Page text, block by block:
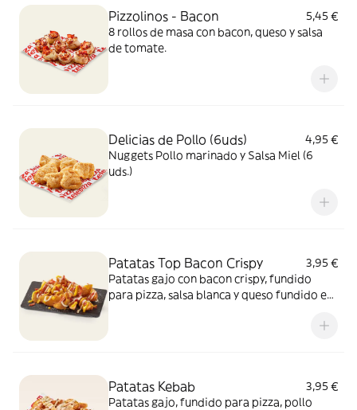
Pizzolinos - Bacon
5,45 €
8 rollos de masa con bacon, queso y salsa
de tomate.
Delicias de Pollo (6uds)
4,95 €
Nuggets Pollo marinado y Salsa Miel (6
uds.)
Patatas Top Bacon Crispy
3,95 €
Patatas gajo con bacon crispy, fundido
para pizza, salsa blanca y queso fundido en
Patatas Kebab
3,95 €
Patatas gajo, fundido para pizza, pollo